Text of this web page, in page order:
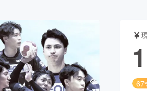
舞台・パフォーマ
開発 フード・飲食店